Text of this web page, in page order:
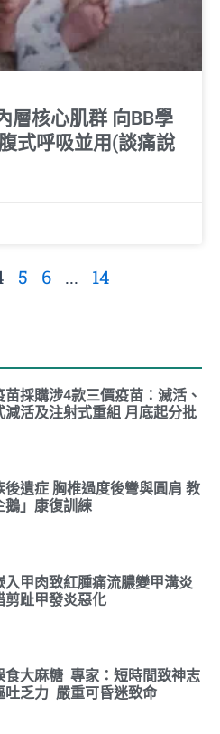
層核心肌群 向BB學
式呼吸並用(談痛說
5 6 ... 14
苗採購涉4款三價疫苗：滅活、
減活及注射式重組 月底起分批
後遺症 胸椎過度後彎與圓肩 教
鵝」康復訓練
入甲肉致紅腫痛流膿變甲溝炎
剪趾甲發炎惡化
食大麻糖 專家：短時間致神志
吐乏力 嚴重可昏迷致命